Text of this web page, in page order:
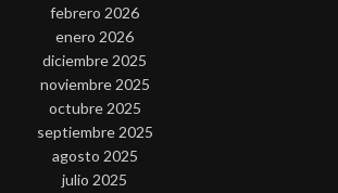
febrero 2026
enero 2026
diciembre 2025
noviembre 2025
octubre 2025
septiembre 2025
agosto 2025
julio 2025